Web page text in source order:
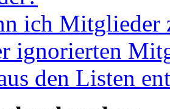
ich Mitglieder
ignorierten
den Listen